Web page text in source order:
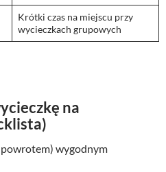
Krótki czas na miejscu przy
wycieczkach grupowych
na
wygodnym